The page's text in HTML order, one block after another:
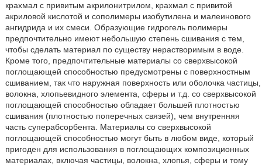
крахмал с привитым акрилонитрилом, крахмал с привитой
акриловой кислотой и сополимеры изобутилена и малеинового
ангидрида и их смеси. Образующие гидрогель полимеры
предпочтительно имеют небольшую степень сшивания с тем,
чтобы сделать материал по существу нерастворимым в воде.
Кроме того, предпочтительные материалы со сверхвысокой
поглощающей способностью предусмотрены с поверхностным
сшиванием, так что наружная поверхность или оболочка частицы,
волокна, хлопьевидного элемента, сферы и т.д. со сверхвысокой
поглощающей способностью обладает большей плотностью
сшивания (плотностью поперечных связей), чем внутренняя
часть суперабсорбента. Материалы со сверхвысокой
поглощающей способностью могут быть в любом виде, который
пригоден для использования в поглощающих композиционных
материалах, включая частицы, волокна, хлопья, сферы и тому